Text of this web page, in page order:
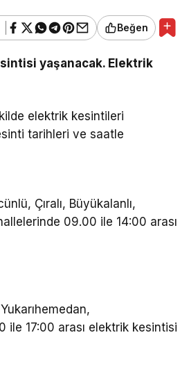
Beğen
yaşanacak. Elektrik
elektrik kesintileri
tarihleri ve saatle
Çıralı, Büyükalanlı,
09.00 ile 14:00 arası
ile 17:00 arası elektrik kesintisi